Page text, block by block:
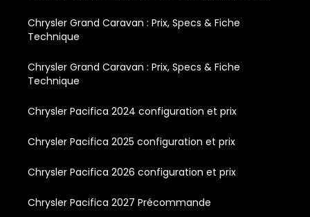
Chrysler Grand Caravan : Prix, Specs & Fiche
Technique
Chrysler Grand Caravan : Prix, Specs & Fiche
Technique
Chrysler Pacifica 2024 configuration et prix
Chrysler Pacifica 2025 configuration et prix
Chrysler Pacifica 2026 configuration et prix
Chrysler Pacifica 2027 Précommande